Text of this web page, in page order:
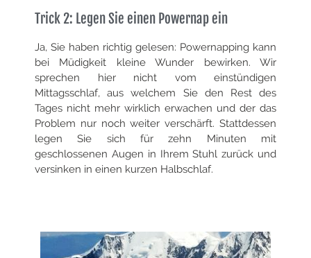
Trick 2: Legen Sie einen Powernap ein
Ja, Sie haben richtig gelesen: Powernapping kann
bei Müdigkeit kleine Wunder bewirken. Wir
sprechen hier nicht vom einstündigen
Mittagsschlaf, aus welchem Sie den Rest des
Tages nicht mehr wirklich erwachen und der das
Problem nur noch weiter verschärft. Stattdessen
legen Sie sich für zehn Minuten mit
geschlossenen Augen in Ihrem Stuhl zurück und
versinken in einen kurzen Halbschlaf.